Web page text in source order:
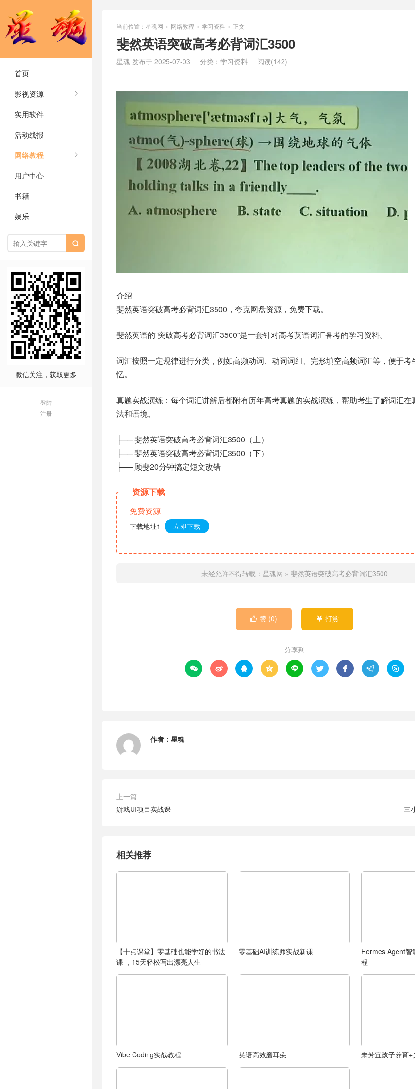
首页
影视资源
实用软件
活动线报
网络教程
用户中心
书籍
娱乐

微信关注，获取更多
登陆
注册
当前位置： 星魂网 > 网络教程 > 学习资料 > 正文
斐然英语突破高考必背词汇3500
星魂 发布于 2025-07-03 分类： 学习资料 阅读(142)
介绍
斐然英语突破高考必背词汇3500，夸克网盘资源，免费下载。
斐然英语的“突破高考必背词汇3500”是一套针对高考英语词汇备考的学习资料。
词汇按照一定规律进行分类，例如高频动词、动词词组、完形填空高频词汇等，便于考
忆。
真题实战演练：每个词汇讲解后都附有历年高考真题的实战演练，帮助考生了解词汇在
法和语境。
├── 斐然英语突破高考必背词汇3500（上）
├── 斐然英语突破高考必背词汇3500（下）
├── 顾斐20分钟搞定短文改错
资源下载
免费资源
下载地址1 立即下载
未经允许不得转载： 星魂网 » 斐然英语突破高考必背词汇3500
 赞 (0)  打赏
分享到
        
作者： 星魂
上一篇
游戏UI项目实战课
三
相关推荐
【十点课堂】零基础也能学好的书法
课 ，15天轻松写出漂亮人生
零基础AI训练师实战新课
Hermes Agent智
程
Vibe Coding实战教程 英语高效磨耳朵 朱芳宜孩子养育+